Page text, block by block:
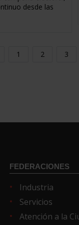
desde las
1 2 3
FEDERACIONES
Industria
Servicios
Atención a la